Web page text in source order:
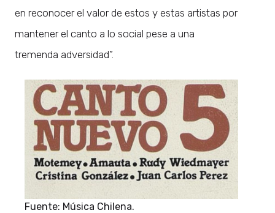
en reconocer el valor de estos y estas artistas por
mantener el canto a lo social pese a una
tremenda adversidad”.
Fuente: Música Chilena.